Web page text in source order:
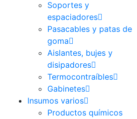
Soportes y
espaciadores
Pasacables y patas de
goma
Aislantes, bujes y
disipadores
Termocontraíbles
Gabinetes
Insumos varios
Productos químicos